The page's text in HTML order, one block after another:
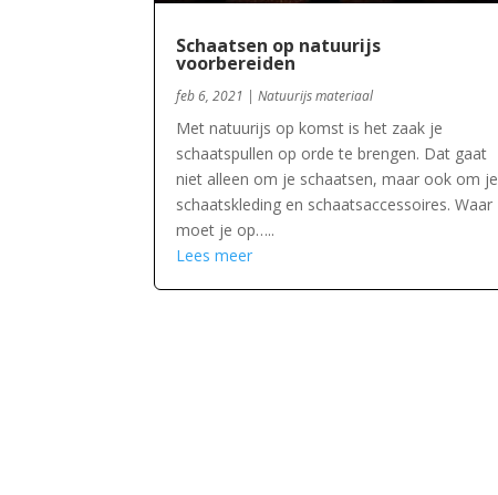
Schaatsen op natuurijs
voorbereiden
feb 6, 2021 |Natuurijs materiaal
Met natuurijs op komst is het zaak je
schaatspullen op orde te brengen. Dat gaat
niet alleen om je schaatsen, maar ook om je
schaatskleding en schaatsaccessoires. Waar
moet je op…..
Lees meer